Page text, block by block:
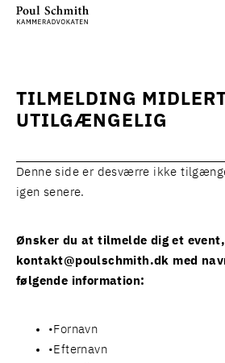
TILMELDING
UTILGÆNGELIG
Denne side er desværre ikke
igen senere.
Ønsker du at tilmelde dig et
kontakt@poulschmith.dk med
følgende information:
Fornavn
Efternavn